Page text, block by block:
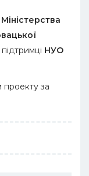
Міністерства
НУО
проекту за